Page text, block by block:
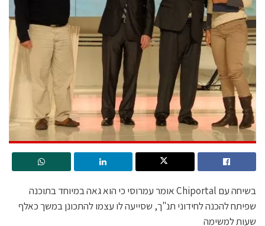
בשיחה עם Chiportal אומר עמרוסי כי הוא גאה במיוחד בתוכנה
שפיתח להכנה לחידוני תנ"ך, שסייעה לו עצמו להתכונן במשך כאלף
שעות למשימה